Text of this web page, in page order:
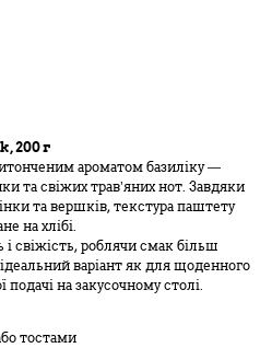
200 г
ароматом базиліку —
та свіжих трав’яних нот. Завдяки
та вершків, текстура паштету
на хлібі.
і свіжість, роблячи смак більш
варіант як для щоденного
подачі на закусочному столі.
тостами